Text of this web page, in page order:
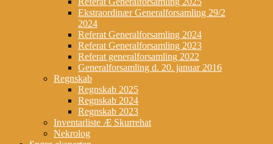
Ekstraordinær Generalforsamling 29/2
2024
Referat Generalforsamling 2024
Referat Generalforsamling 2023
Referat generalforsamling 2022
Generalforsamling d. 20. januar 2016
Regnskab
Regnskab 2025
Regnskab 2024
Regnskab 2023
Inventarliste Æ Skurrehat
Nekrolog